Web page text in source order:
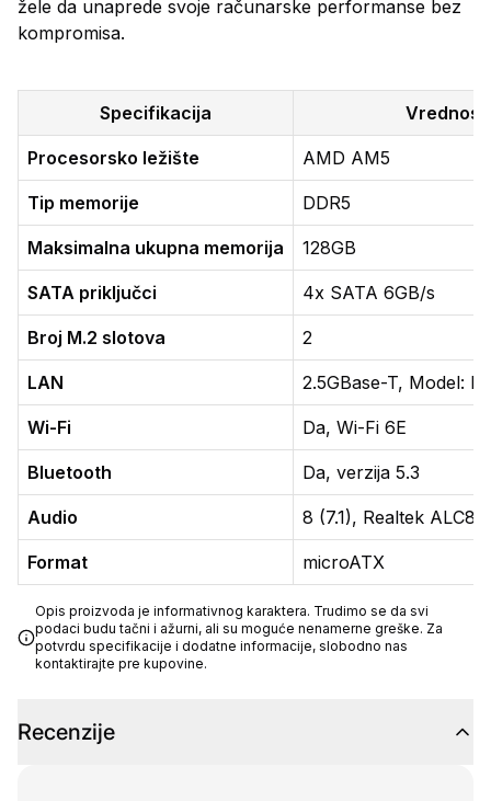
žele da unaprede svoje računarske performanse bez
kompromisa.
Specifikacija Vrednost
Procesorsko ležište AMD AM5
Tip memorije DDR5
Maksimalna ukupna memorija 128GB
SATA priključci 4x SATA 6GB/s
Broj M.2 slotova 2
LAN 2.5GBase-T, Model:
Wi-Fi Da, Wi-Fi 6E
Bluetooth Da, verzija 5.3
Audio 8 (7.1), Realtek
Format microATX
Opis proizvoda je informativnog karaktera. Trudimo se da svi
podaci budu tačni i ažurni, ali su moguće nenamerne greške. Za
potvrdu specifikacije i dodatne informacije, slobodno nas
kontaktirajte pre kupovine.
Recenzije